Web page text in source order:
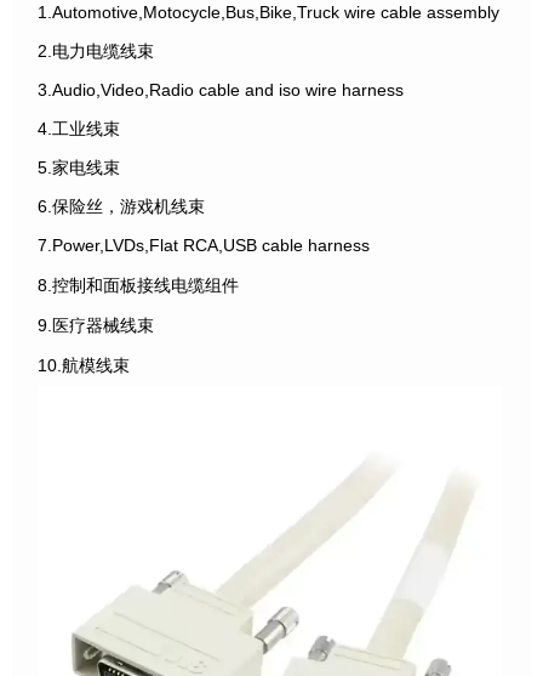
1.Automotive,Motocycle,Bus,Bike,Truck wire cable assembly
2.电力电缆线束
3.Audio,Video,Radio cable and iso wire harness
4.工业线束
5.家电线束
6.保险丝，游戏机线束
7.Power,LVDs,Flat RCA,USB cable harness
8.控制和面板接线电缆组件
9.医疗器械线束
10.航模线束